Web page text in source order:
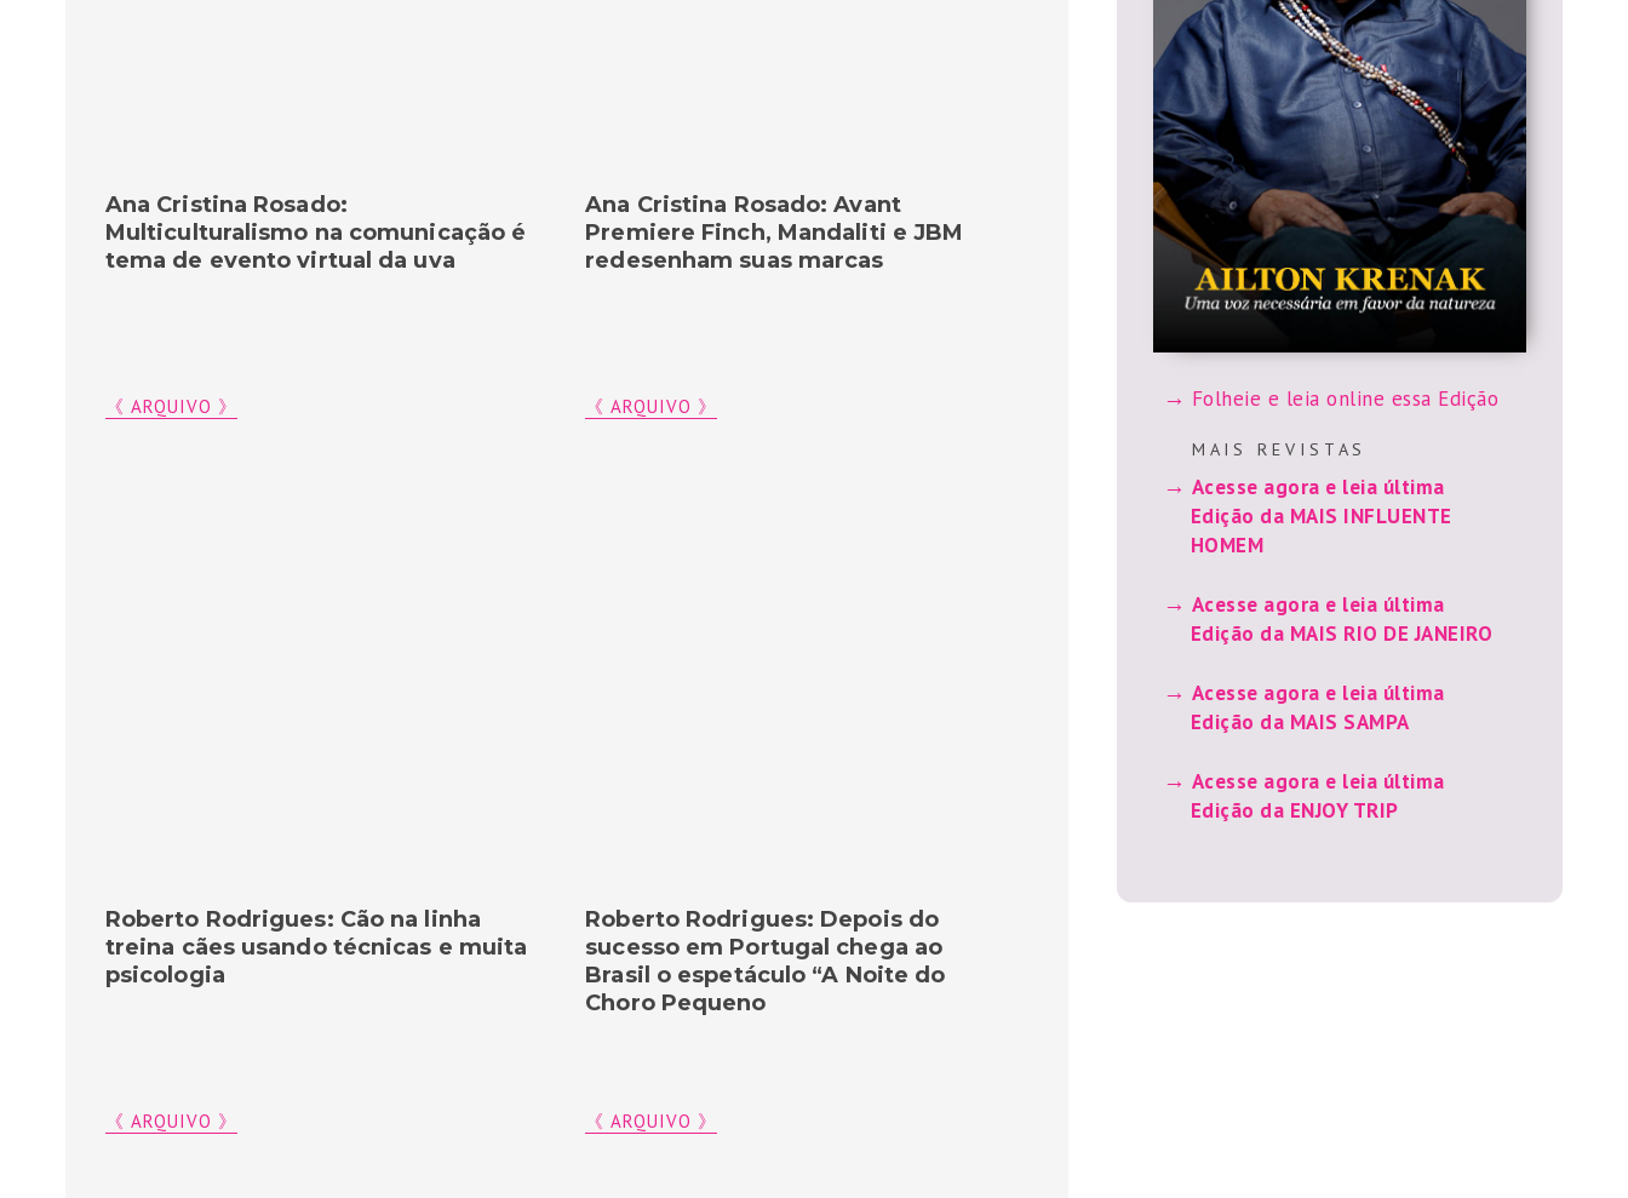
Ana Cristina Rosado: Avant
Premiere Finch, Mandaliti e JBM
redesenham suas marcas
Ana Cristina Rosado:
Multiculturalismo na comunicação é
tema de evento virtual da uva
《 ARQUIVO 》
Roberto Rodrigues: Depois do
sucesso em Portugal chega ao
Brasil o espetáculo “A Noite do
Choro Pequeno
《 ARQUIVO 》
Roberto Rodrigues: Cão na linha
treina cães usando técnicas e muita
psicologia
《 ARQUIVO 》
《 ARQUIVO 》
Folheie e leia online essa Edição
M A I S R E V I S T A S
Acesse agora e leia última
Edição da MAIS INFLUENTE
HOMEM
Acesse agora e leia última
Edição da MAIS RIO DE JANEIRO
Acesse agora e leia última
Edição da MAIS SAMPA
Acesse agora e leia última
Edição da ENJOY TRIP